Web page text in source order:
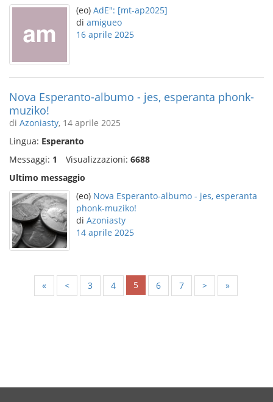
(eo) AdE": [mt-ap2025]
di amigueo
16 aprile 2025
Nova Esperanto-albumo - jes, esperanta phonk-
muziko!
di Azoniasty, 14 aprile 2025
Lingua: Esperanto
Messaggi: 1 Visualizzazioni: 6688
Ultimo messaggio
(eo) Nova Esperanto-albumo - jes, esperanta
phonk-muziko!
di Azoniasty
14 aprile 2025
« < 3 4 5 6 7 > »